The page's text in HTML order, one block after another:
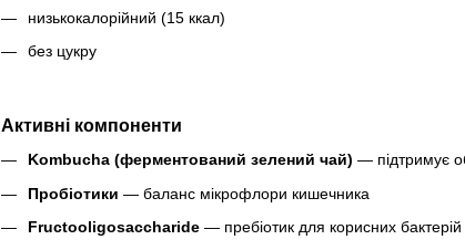
низькокалорійний (15 ккал)
без цукру
Активні компоненти
Kombucha (ферментований зелений чай) — підтримує
Пробіотики — баланс мікрофлори кишечника
Fructooligosaccharide — пребіотик для корисних бактерій